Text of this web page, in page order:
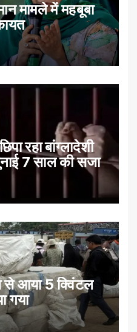
मामले में महबूबा
रहा बांग्लादेशी
7 साल की सजा
आया 5 क्विंटल
गया